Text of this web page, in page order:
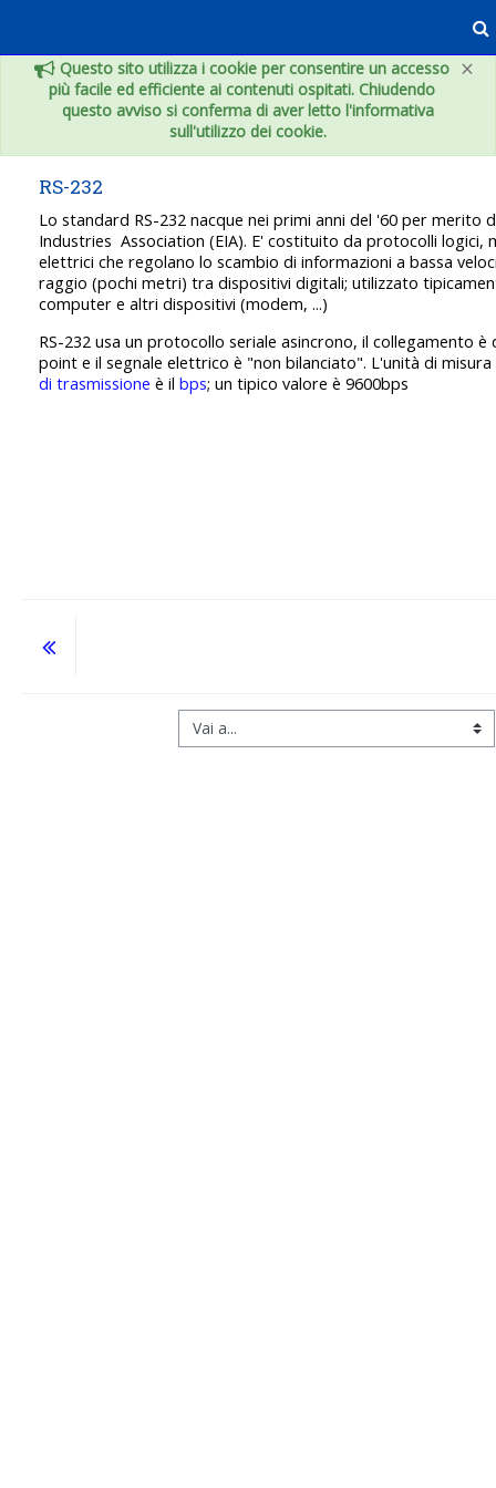
×
Questo sito utilizza i cookie per consentire un accesso
più facile ed efficiente ai contenuti ospitati. Chiudendo
questo avviso si conferma di aver letto l'informativa
sull'utilizzo dei cookie.
RS-232
Lo standard RS-232 nacque nei primi anni del '60 per merito
Industries Association (EIA). E' costituito da protocolli logici,
elettrici che regolano lo scambio di informazioni a bassa
raggio (pochi metri) tra dispositivi digitali; utilizzato
computer e altri dispositivi (modem, ...)
RS-232 usa un protocollo seriale asincrono, il collegamento
point e il segnale elettrico è "non bilanciato". L'unità di
di trasmissione è il bps; un tipico valore è 9600bps
Vai a...